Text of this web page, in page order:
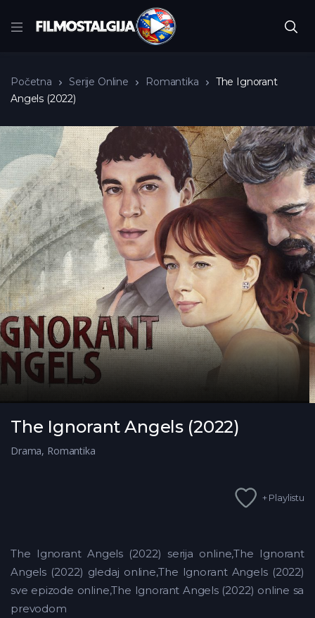
Početna Serije Online Romantika
The Ignorant
Angels (2022)
The Ignorant Angels (2022)
Drama, Romantika
+ Playlistu
The Ignorant Angels (2022) serija online,The Ignorant
Angels (2022) gledaj online,The Ignorant Angels (2022)
sve epizode online,The Ignorant Angels (2022) online sa
prevodom